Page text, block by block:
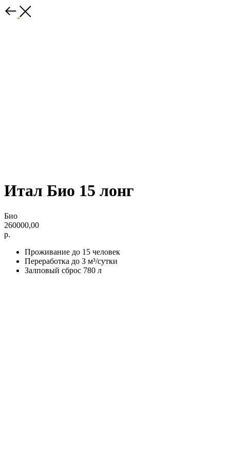
Итал Био 15 лонг
Био
260000,00
р.
Проживание до 15 человек
Переработка до 3 м³/сутки
Залповый сброс 780 л